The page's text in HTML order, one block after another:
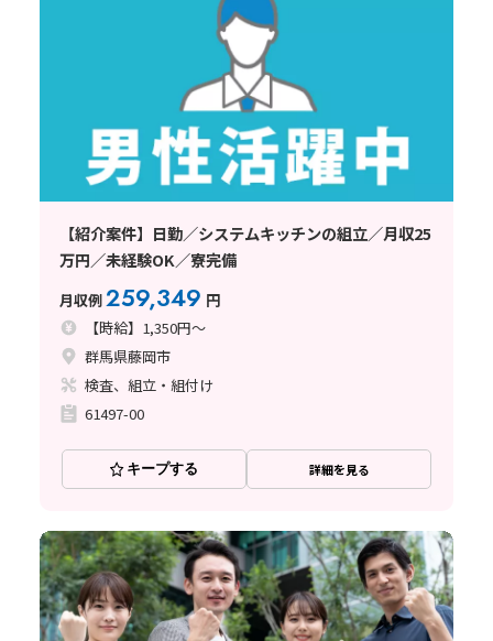
【紹介案件】日勤／システムキッチンの組立／月収25
万円／未経験OK／寮完備
月収例259,349 円
【時給】1,350円～
群馬県藤岡市
検査、組立・組付け
61497-00
キープする 詳細を見る